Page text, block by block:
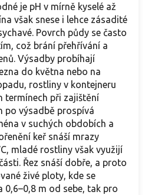
je pH v mírně kyselé až
však snese i lehce zásadité
Povrch půdy se často
což brání přehřívání a
Výsadby probíhají
do května nebo na
rostliny v kontejneru
termínech při zajištění
po výsadbě prospívá
v suchých obdobích a
keř snáší mrazy
mladé rostliny však využijí
Řez snáší dobře, a proto
živé ploty, kde se
m od sebe, tak pro